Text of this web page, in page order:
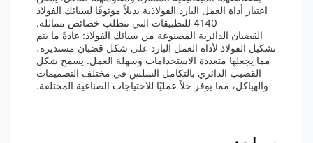
اعتبار أداة العمل البارد الفولاذية بديلاً موثوقًا لسبائك الفولاذ
4140 للتطبيقات التي تتطلب خصائص مماثلة.
القضبان الدائرية المصنوعة من سبائك الفولاذ: عادةً ما يتم
تشكيل الفولاذ لأداة العمل البارد على شكل قضبان مستديرة،
مما يجعلها متعددة الاستخدامات وسهلة العمل. يسمح شكل
القضيب الدائري بالتكامل السلس في مختلف التصميمات
والهياكل، مما يوفر حلاً عمليًا للاحتياجات الصناعية المختلفة.